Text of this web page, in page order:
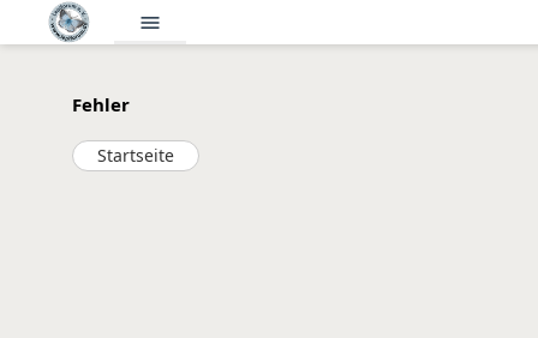
menu
Fehler
Startseite